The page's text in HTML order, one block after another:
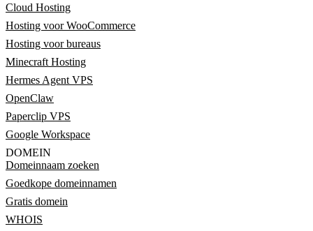
Cloud Hosting
Hosting voor WooCommerce
Hosting voor bureaus
Minecraft Hosting
Hermes Agent VPS
OpenClaw
Paperclip VPS
Google Workspace
DOMEIN
Domeinnaam zoeken
Goedkope domeinnamen
Gratis domein
WHOIS